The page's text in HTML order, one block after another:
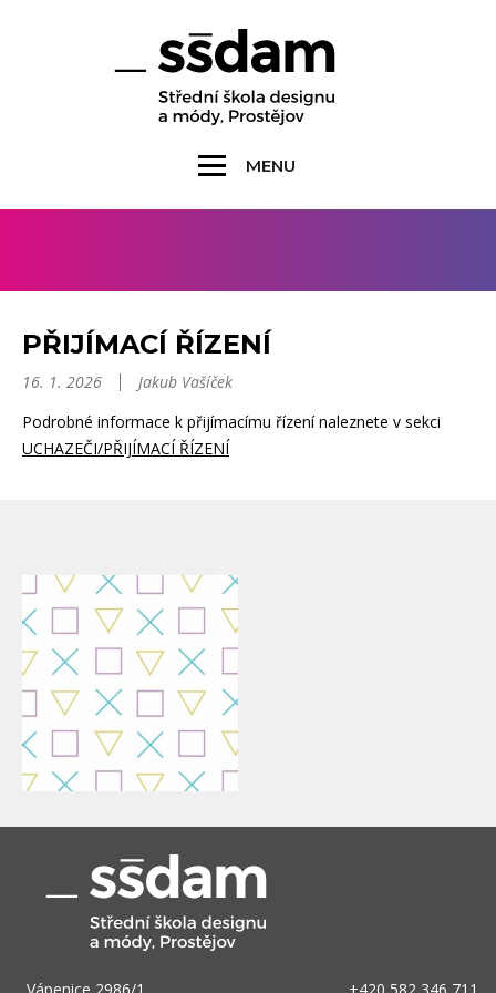
MENU
PŘIJÍMACÍ ŘÍZENÍ
16. 1. 2026
Jakub Vašíček
Podrobné informace k přijímacímu řízení naleznete v sekci
UCHAZEČI/PŘIJÍMACÍ ŘÍZENÍ